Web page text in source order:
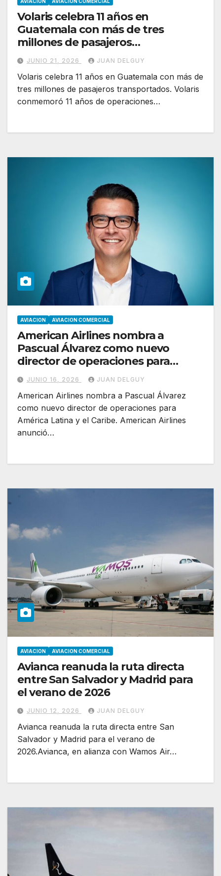
Volaris celebra 11 años en
Guatemala con más de tres
millones de pasajeros
transportados
JUNIO 21, 2026 JUAN DELGUY
Volaris celebra 11 años en Guatemala con más de
tres millones de pasajeros transportados. Volaris
conmemoró 11 años de operaciones…
AVIACION AVIACION COMERCIAL
American Airlines nombra a
Pascual Álvarez como nuevo
director de operaciones para
América Latina y el Caribe
JUNIO 16, 2026 JUAN DELGUY
American Airlines nombra a Pascual Álvarez
como nuevo director de operaciones para
América Latina y el Caribe. American Airlines
anunció…
AVIACION AVIACION COMERCIAL
Avianca reanuda la ruta directa
entre San Salvador y Madrid para
el verano de 2026
JUNIO 12, 2026 JUAN DELGUY
Avianca reanuda la ruta directa entre San
Salvador y Madrid para el verano de
2026.Avianca, en alianza con Wamos Air…